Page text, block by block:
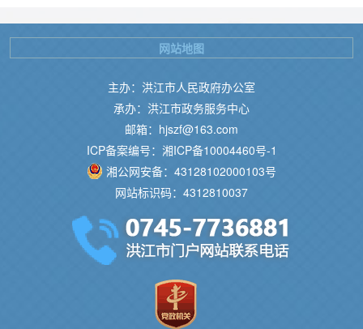
主办：洪江市人民政府办公室
承办：洪江市政务服务中心
邮箱：hjszf@163.com
ICP备案编号：湘ICP备10004460号-1
湘公网安备：43128102000103号
网站标识码：4312810037
网站地图